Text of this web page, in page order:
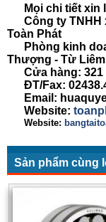
Mọi chi tiết xin
Công ty TNHH
Toàn Phát
Phòng kinh
Thượng - Từ Liêm
Cửa hàng: 321
ĐT/Fax:
Email:
Website:
Website:
Sản phẩm cùng